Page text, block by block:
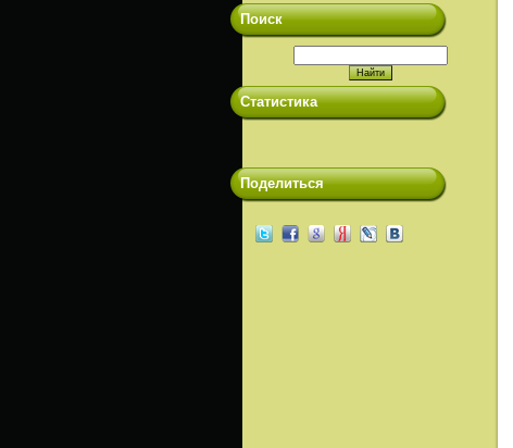
Поиск
Статистика
Поделиться